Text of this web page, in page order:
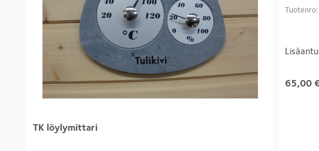
TK löylymittari
65,00